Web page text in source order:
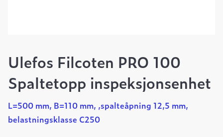
Ulefos Filcoten PRO 100
Spaltetopp inspeksjonsenhet
L=500 mm, B=110 mm, ,spalteåpning 12,5 mm,
belastningsklasse C250